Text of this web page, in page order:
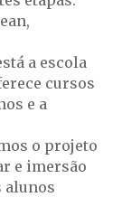
a escola
cursos
e a
o projeto
e imersão
alunos